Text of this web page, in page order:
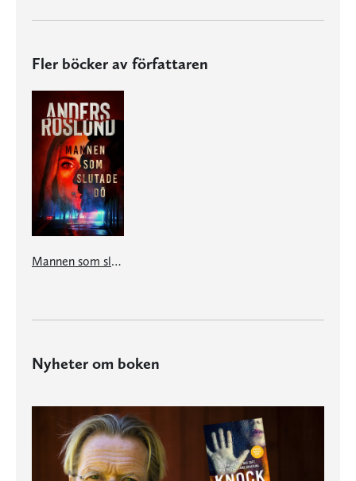
Fler böcker av författaren
Mannen som slutade dö
Nyheter om boken